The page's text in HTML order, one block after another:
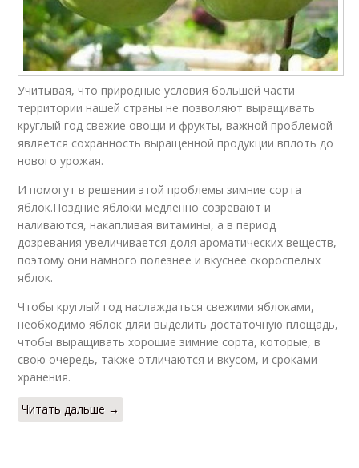
Пирамидальные
сорта
Летние яблони
Летние яблоки Летние сладкие
Сорта для спб
Сорта для
подмосковья
Летние красные Отечественные сорта
Сорта для северо-
Учитывая, что природные условия большей части
территории нашей страны не позволяют выращивать
круглый год свежие овощи и фрукты, важной проблемой
является сохранность выращенной продукции вплоть до
нового урожая.
И помогут в решении этой проблемы зимние сорта
яблок.Поздние яблоки медленно созревают и
наливаются, накапливая витамины, а в период
дозревания увеличивается доля ароматических веществ,
поэтому они намного полезнее и вкуснее скороспелых
яблок.
Чтобы круглый год наслаждаться свежими яблоками,
необходимо яблок дляи выделить достаточную площадь,
чтобы выращивать хорошие зимние сорта, которые, в
свою очередь, также отличаются и вкусом, и сроками
хранения.
Читать дальше →